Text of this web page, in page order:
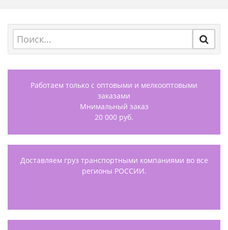
Работаем только с оптовыми и мелкооптовыми
заказами
Мнимальный заказ
20 000 руб.
Доставляем груз транспортными компаниями во все
регионы РОССИИ.